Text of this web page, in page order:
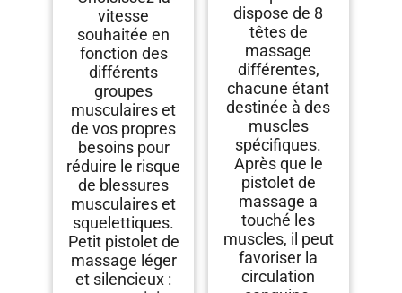
vitesse
souhaitée en
fonction des
différents
groupes
musculaires et
de vos propres
besoins pour
réduire le risque
de blessures
musculaires et
squelettiques.
Petit pistolet de
massage léger
et silencieux :
dispose de 8
têtes de
massage
différentes,
chacune étant
destinée à des
muscles
spécifiques.
Après que le
pistolet de
massage a
touché les
muscles, il peut
favoriser la
circulation